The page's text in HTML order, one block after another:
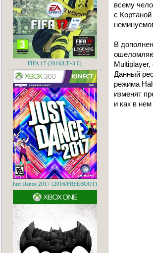
всему
с
В
Данный
режима
изменят
и как в
FIFA 17 (2016/LT+3.0)
Just Dance 2017 (2016/FREEBOOT)